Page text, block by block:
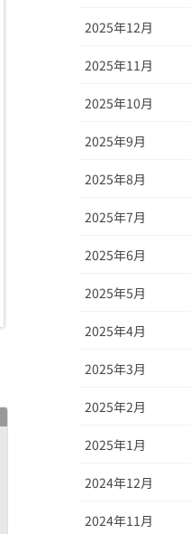
2025年12月
2025年11月
2025年10月
2025年9月
2025年8月
2025年7月
2025年6月
2025年5月
2025年4月
2025年3月
2025年2月
2025年1月
2024年12月
2024年11月